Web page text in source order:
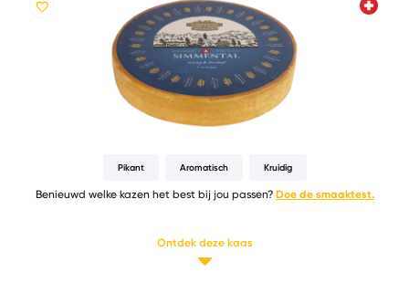
Pikant Aromatisch Kruidig
Benieuwd welke kazen het best bij jou passen? Doe de smaaktest.
Ontdek deze kaas